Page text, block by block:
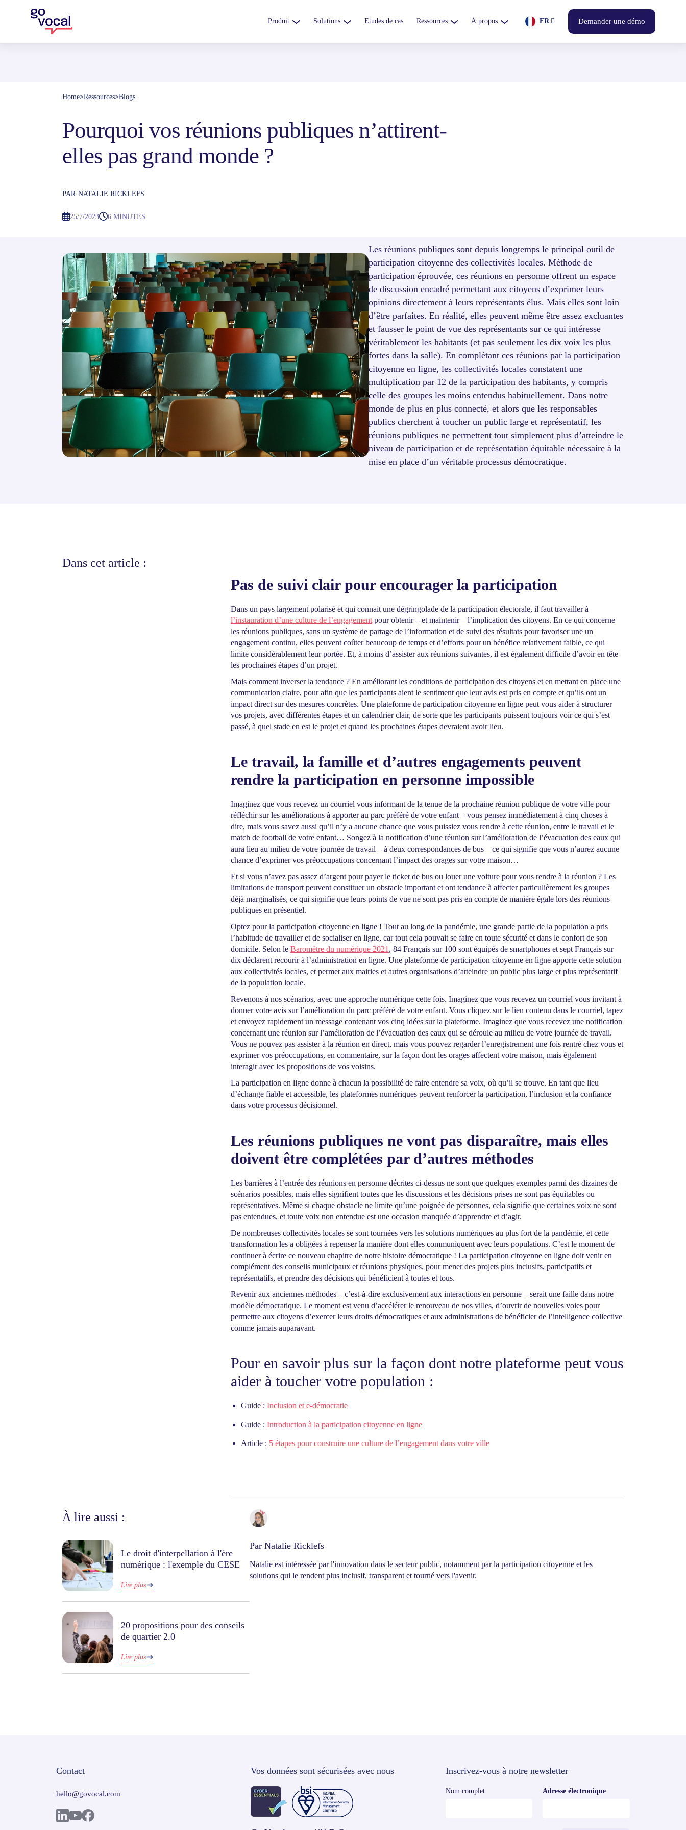
Produit Solutions Etudes de cas Ressources À propos FR Demander une démo
Home>Ressources>Blogs
Pourquoi vos réunions publiques n’attirent-
elles pas grand monde ?
PAR NATALIE RICKLEFS
25/7/2023 6 MINUTES
Les réunions publiques sont depuis longtemps le principal outil de
participation citoyenne des collectivités locales. Méthode de
participation éprouvée, ces réunions en personne offrent un espace
de discussion encadré permettant aux citoyens d’exprimer leurs
opinions directement à leurs représentants élus. Mais elles sont loin
d’être parfaites. En réalité, elles peuvent même être assez excluantes
et fausser le point de vue des représentants sur ce qui intéresse
véritablement les habitants (et pas seulement les dix voix les plus
fortes dans la salle). En complétant ces réunions par la participation
citoyenne en ligne, les collectivités locales constatent une
multiplication par 12 de la participation des habitants, y compris
celle des groupes les moins entendus habituellement. Dans notre
monde de plus en plus connecté, et alors que les responsables
publics cherchent à toucher un public large et représentatif, les
réunions publiques ne permettent tout simplement plus d’atteindre le
niveau de participation et de représentation équitable nécessaire à la
mise en place d’un véritable processus démocratique.
Dans cet article :
Pas de suivi clair pour encourager la participation
Dans un pays largement polarisé et qui connait une dégringolade de la participation électorale, il faut travailler à
l’instauration d’une culture de l’engagement pour obtenir – et maintenir – l’implication des citoyens. En ce qui concerne
les réunions publiques, sans un système de partage de l’information et de suivi des résultats pour favoriser une un
engagement continu, elles peuvent coûter beaucoup de temps et d’efforts pour un bénéfice relativement faible, ce qui
limite considérablement leur portée. Et, à moins d’assister aux réunions suivantes, il est également difficile d’avoir en tête
les prochaines étapes d’un projet.
Mais comment inverser la tendance ? En améliorant les conditions de participation des citoyens et en mettant en place une
communication claire, pour afin que les participants aient le sentiment que leur avis est pris en compte et qu’ils ont un
impact direct sur des mesures concrètes. Une plateforme de participation citoyenne en ligne peut vous aider à structurer
vos projets, avec différentes étapes et un calendrier clair, de sorte que les participants puissent toujours voir ce qui s’est
passé, à quel stade en est le projet et quand les prochaines étapes devraient avoir lieu.
Le travail, la famille et d’autres engagements peuvent
rendre la participation en personne impossible
Imaginez que vous recevez un courriel vous informant de la tenue de la prochaine réunion publique de votre ville pour
réfléchir sur les améliorations à apporter au parc préféré de votre enfant – vous pensez immédiatement à cinq choses à
dire, mais vous savez aussi qu’il n’y a aucune chance que vous puissiez vous rendre à cette réunion, entre le travail et le
match de football de votre enfant… Songez à la notification d’une réunion sur l’amélioration de l’évacuation des eaux qui
aura lieu au milieu de votre journée de travail – à deux correspondances de bus – ce qui signifie que vous n’aurez aucune
chance d’exprimer vos préoccupations concernant l’impact des orages sur votre maison…
Et si vous n’avez pas assez d’argent pour payer le ticket de bus ou louer une voiture pour vous rendre à la réunion ? Les
limitations de transport peuvent constituer un obstacle important et ont tendance à affecter particulièrement les groupes
déjà marginalisés, ce qui signifie que leurs points de vue ne sont pas pris en compte de manière égale lors des réunions
publiques en présentiel.
Optez pour la participation citoyenne en ligne ! Tout au long de la pandémie, une grande partie de la population a pris
l’habitude de travailler et de socialiser en ligne, car tout cela pouvait se faire en toute sécurité et dans le confort de son
domicile. Selon le Baromètre du numérique 2021 , 84 Français sur 100 sont équipés de smartphones et sept Français sur
dix déclarent recourir à l’administration en ligne. Une plateforme de participation citoyenne en ligne apporte cette solution
aux collectivités locales, et permet aux mairies et autres organisations d’atteindre un public plus large et plus représentatif
de la population locale.
Revenons à nos scénarios, avec une approche numérique cette fois. Imaginez que vous recevez un courriel vous invitant à
donner votre avis sur l’amélioration du parc préféré de votre enfant. Vous cliquez sur le lien contenu dans le courriel, tapez
et envoyez rapidement un message contenant vos cinq idées sur la plateforme. Imaginez que vous recevez une notification
concernant une réunion sur l’amélioration de l’évacuation des eaux qui se déroule au milieu de votre journée de travail.
Vous ne pouvez pas assister à la réunion en direct, mais vous pouvez regarder l’enregistrement une fois rentré chez vous et
exprimer vos préoccupations, en commentaire, sur la façon dont les orages affectent votre maison, mais également
interagir avec les propositions de vos voisins.
La participation en ligne donne à chacun la possibilité de faire entendre sa voix, où qu’il se trouve. En tant que lieu
d’échange fiable et accessible, les plateformes numériques peuvent renforcer la participation, l’inclusion et la confiance
dans votre processus décisionnel.
Les réunions publiques ne vont pas disparaître, mais elles
doivent être complétées par d’autres méthodes
Les barrières à l’entrée des réunions en personne décrites ci-dessus ne sont que quelques exemples parmi des dizaines de
scénarios possibles, mais elles signifient toutes que les discussions et les décisions prises ne sont pas équitables ou
représentatives. Même si chaque obstacle ne limite qu’une poignée de personnes, cela signifie que certaines voix ne sont
pas entendues, et toute voix non entendue est une occasion manquée d’apprendre et d’agir.
De nombreuses collectivités locales se sont tournées vers les solutions numériques au plus fort de la pandémie, et cette
transformation les a obligées à repenser la manière dont elles communiquent avec leurs populations. C’est le moment de
continuer à écrire ce nouveau chapitre de notre histoire démocratique ! La participation citoyenne en ligne doit venir en
complément des conseils municipaux et réunions physiques, pour mener des projets plus inclusifs, participatifs et
représentatifs, et prendre des décisions qui bénéficient à toutes et tous.
Revenir aux anciennes méthodes – c’est-à-dire exclusivement aux interactions en personne – serait une faille dans notre
modèle démocratique. Le moment est venu d’accélérer le renouveau de nos villes, d’ouvrir de nouvelles voies pour
permettre aux citoyens d’exercer leurs droits démocratiques et aux administrations de bénéficier de l’intelligence collective
comme jamais auparavant.
Pour en savoir plus sur la façon dont notre plateforme peut vous
aider à toucher votre population :
Guide : Inclusion et e-démocratie
Guide : Introduction à la participation citoyenne en ligne
Article : 5 étapes pour construire une culture de l’engagement dans votre ville
À lire aussi :
Le droit d'interpellation à l'ère
numérique : l'exemple du CESE
Lire plus
20 propositions pour des conseils
de quartier 2.0
Lire plus
Par Natalie Ricklefs
Natalie est intéressée par l'innovation dans le secteur public, notamment par la participation citoyenne et les
solutions qui le rendent plus inclusif, transparent et tourné vers l'avenir.
Contact
hello@govocal.com
Vos données sont sécurisées avec nous Inscrivez-vous à notre newsletter
Nom complet Adresse électronique